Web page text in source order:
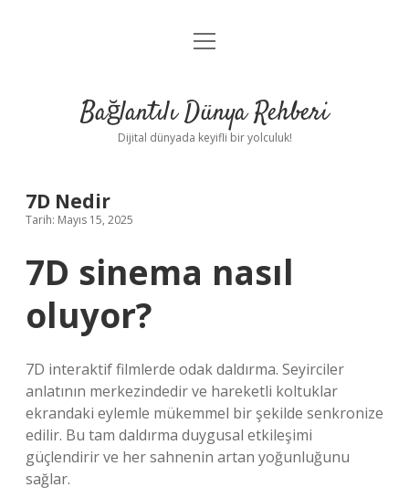
Anasayfa
Yasal Uyarı
menüyü
Bağlantılı Dünya Rehberi
Dijital dünyada keyifli bir yolculuk!
7D Nedir
Tarih: Mayıs 15, 2025
7D sinema nasıl
oluyor?
7D interaktif filmlerde odak daldırma. Seyirciler
anlatının merkezindedir ve hareketli koltuklar
ekrandaki eylemle mükemmel bir şekilde senkronize
edilir. Bu tam daldırma duygusal etkileşimi
güçlendirir ve her sahnenin artan yoğunluğunu
sağlar.